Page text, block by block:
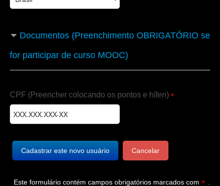
Documentos (Preenchimento OBRIGATÓRIO se
for participar de curso MOOC)
CPF (Preencher colocando os pontos e hífen)
Este formulário contém campos obrigatórios marcados com